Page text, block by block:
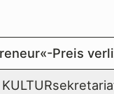
Preis